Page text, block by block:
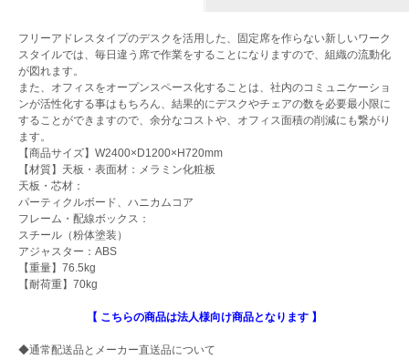
フリーアドレスタイプのデスクを活用した、固定席を作らない新しいワーク
スタイルでは、毎日違う席で作業をすることになりますので、組織の流動化
が図れます。
また、オフィスをオープンスペース化することは、社内のコミュニケーショ
ンが活性化する事はもちろん、結果的にデスクやチェアの数を必要最小限に
することができますので、余分なコストや、オフィス面積の削減にも繋がり
ます。
【商品サイズ】W2400×D1200×H720mm
【材質】天板・表面材：メラミン化粧板
天板・芯材：
パーティクルボード、ハニカムコア
フレーム・配線ボックス：
スチール（粉体塗装）
アジャスター：ABS
【重量】76.5kg
【耐荷重】70kg
【 こちらの商品は法人様向け商品となります 】
◆通常配送品とメーカー直送品について